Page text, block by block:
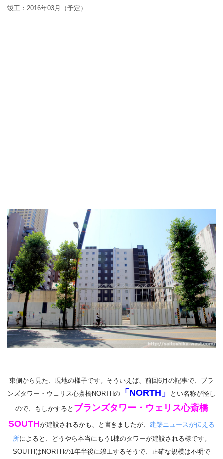
竣工： 2016年03月（予定）
東側から見た、現地の様子です。そういえば、前回6月の記事で、 ブラ
ンズタワー・ウェリス心斎橋NORTHの
「NORTH」
とい名称が怪し
ので、もしかすると ブランズタワー・ウェリス心斎橋
SOUTHが建設されるかも、と書きましたが、 建築ニュースが伝える
所によると、どうやら本当にもう1棟のタワーが建設される様です。
SOUTHはNORTHの1年半後に竣工するそうで、正確な規模は不明で